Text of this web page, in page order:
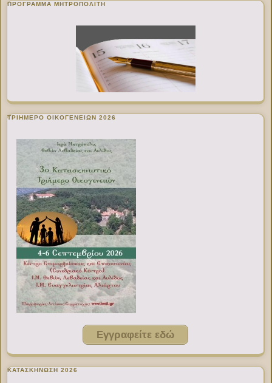
ΠΡΌΓΡΑΜΜΑ ΜΗΤΡΟΠΟΛΊΤΗ
ΤΡΙΗΜΕΡΟ ΟΙΚΟΓΕΝΕΙΩΝ 2026
Εγγραφείτε εδώ
ΚΑΤΑΣΚΗΝΩΣΗ 2026